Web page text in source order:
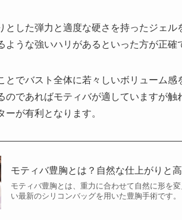
とした弾力と適度な硬さを持ったジェ
うな強いハリがあるといった方が正確
とでバスト全体に若々しいボリューム
のであればモティバが適していますが
が有利となります。
モティバ豊胸とは？自然な仕上がりと
モティバ豊胸とは、重力に合わせて自然に形を
い最新のシリコンバッグを用いた豊胸手術です